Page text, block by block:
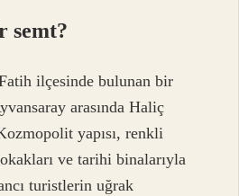
semt?
ilçesinde bulunan bir
arasında Haliç
yapısı, renkli
ve tarihi binalarıyla
turistlerin uğrak